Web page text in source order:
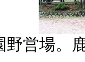
野営場。